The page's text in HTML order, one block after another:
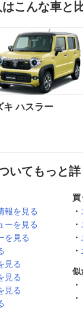
こんな車と
キ ハスラー
いてもっと詳
報を見る
ーを見る
を見る
見る
見る
見る
買
似